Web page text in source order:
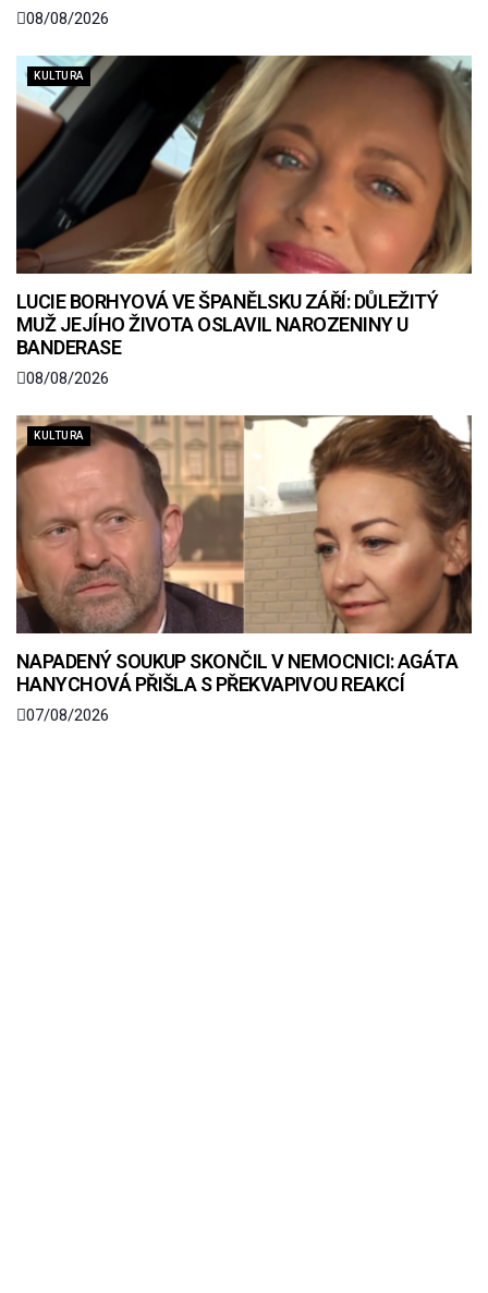
08/08/2026
KULTURA
LUCIE BORHYOVÁ VE ŠPANĚLSKU ZÁŘÍ: DŮLEŽITÝ
MUŽ JEJÍHO ŽIVOTA OSLAVIL NAROZENINY U
BANDERASE
08/08/2026
KULTURA
NAPADENÝ SOUKUP SKONČIL V NEMOCNICI: AGÁTA
HANYCHOVÁ PŘIŠLA S PŘEKVAPIVOU REAKCÍ
07/08/2026